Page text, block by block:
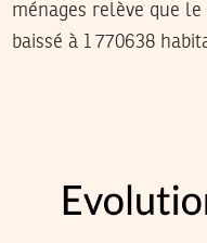
ménages relève que
baissé à 1 770638